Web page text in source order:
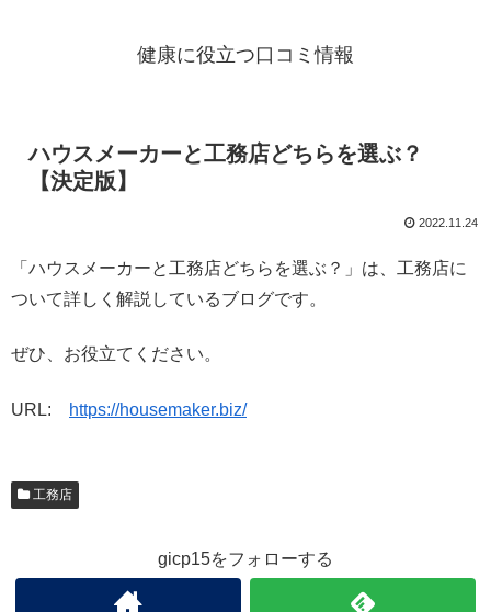
健康に役立つ口コミ情報
ハウスメーカーと工務店どちらを選ぶ？
【決定版】
2022.11.24
「ハウスメーカーと工務店どちらを選ぶ？」は、工務店に
ついて詳しく解説しているブログです。
ぜひ、お役立てください。
URL: https://housemaker.biz/
工務店
gicp15をフォローする